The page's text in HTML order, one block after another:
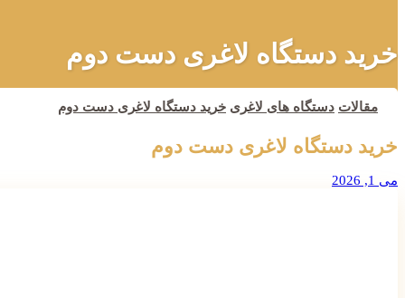
خرید دستگاه لاغری دست دوم
مقالات دستگاه های لاغری خرید دستگاه لاغری دست دوم
خرید دستگاه لاغری دست دوم
می 1, 2026